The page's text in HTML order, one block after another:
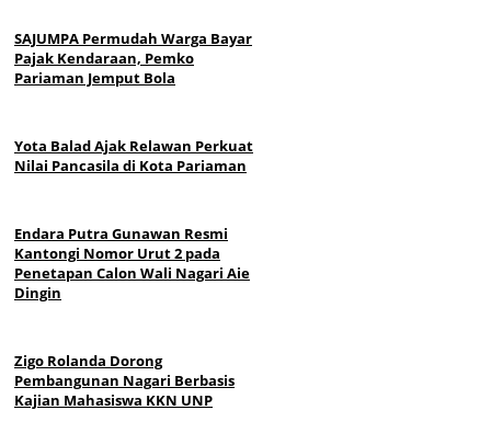
SAJUMPA Permudah Warga Bayar
Pajak Kendaraan, Pemko
Pariaman Jemput Bola
Yota Balad Ajak Relawan Perkuat
Nilai Pancasila di Kota Pariaman
Endara Putra Gunawan Resmi
Kantongi Nomor Urut 2 pada
Penetapan Calon Wali Nagari Aie
Dingin
Zigo Rolanda Dorong
Pembangunan Nagari Berbasis
Kajian Mahasiswa KKN UNP